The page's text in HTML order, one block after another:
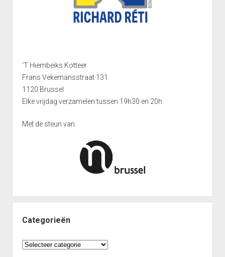
'T Hiembeiks Kotteer
Frans Vekemansstraat 131
1120 Brussel
Elke vrijdag verzamelen tussen 19h30 en 20h
Met de steun van
Categorieën
Categorieën